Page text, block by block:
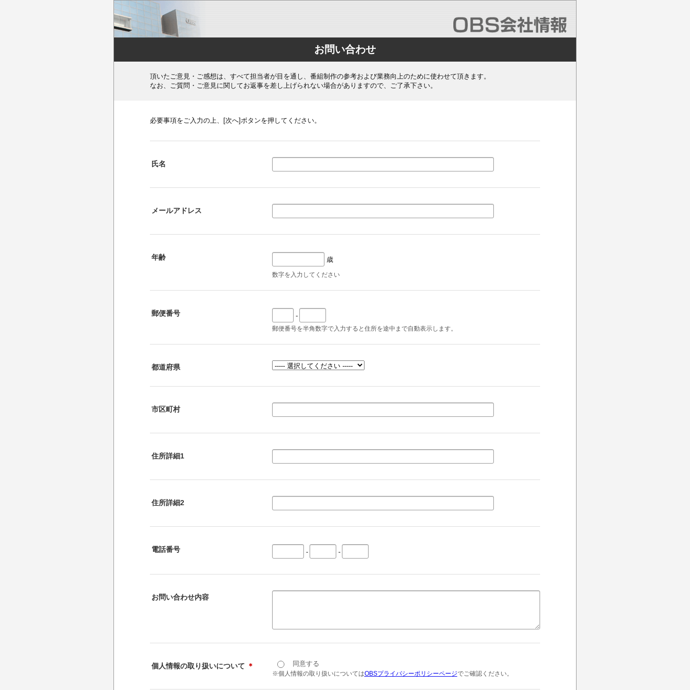
お問い合わせ
頂いたご意見・ご感想は、すべて担当者が目を通し、番組制作の参考および業務向上のために使わせて頂きます。
なお、ご質問・ご意見に関してお返事を差し上げられない場合がありますので、ご了承下さい。
必要事項をご入力の上、[次へ]ボタンを押してください。
氏名
メールアドレス
年齢 歳
数字を入力してください
郵便番号 -
郵便番号を半角数字で入力すると住所を途中まで自動表示します。
都道府県
市区町村
住所詳細1
住所詳細2
電話番号 - -
お問い合わせ内容
個人情報の取り扱いについて ＊ 同意する
※個人情報の取り扱いについてはOBSプライバシーポリシーページでご確認ください。